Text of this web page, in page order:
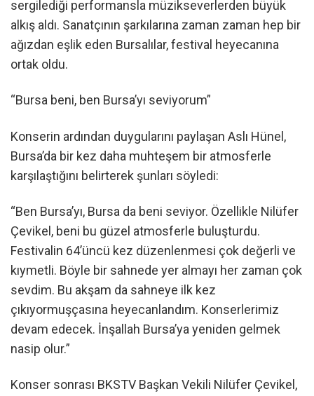
sergilediği performansla müzikseverlerden büyük
alkış aldı. Sanatçının şarkılarına zaman zaman hep bir
ağızdan eşlik eden Bursalılar, festival heyecanına
ortak oldu.
“Bursa beni, ben Bursa’yı seviyorum”
Konserin ardından duygularını paylaşan Aslı Hünel,
Bursa’da bir kez daha muhteşem bir atmosferle
karşılaştığını belirterek şunları söyledi:
“Ben Bursa’yı, Bursa da beni seviyor. Özellikle Nilüfer
Çevikel, beni bu güzel atmosferle buluşturdu.
Festivalin 64’üncü kez düzenlenmesi çok değerli ve
kıymetli. Böyle bir sahnede yer almayı her zaman çok
sevdim. Bu akşam da sahneye ilk kez
çıkıyormuşçasına heyecanlandım. Konserlerimiz
devam edecek. İnşallah Bursa’ya yeniden gelmek
nasip olur.”
Konser sonrası BKSTV Başkan Vekili Nilüfer Çevikel,